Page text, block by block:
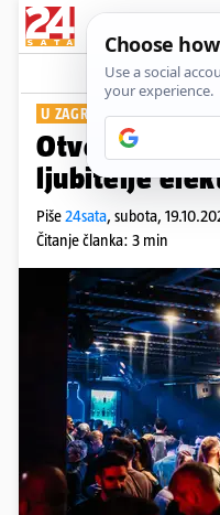
U ZAGREBU
Otvoren je
ljubitelje
Piše24sata, subota,
Čitanje članka: 3 min